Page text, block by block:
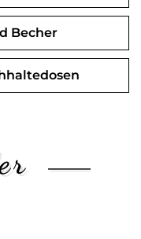
Becher